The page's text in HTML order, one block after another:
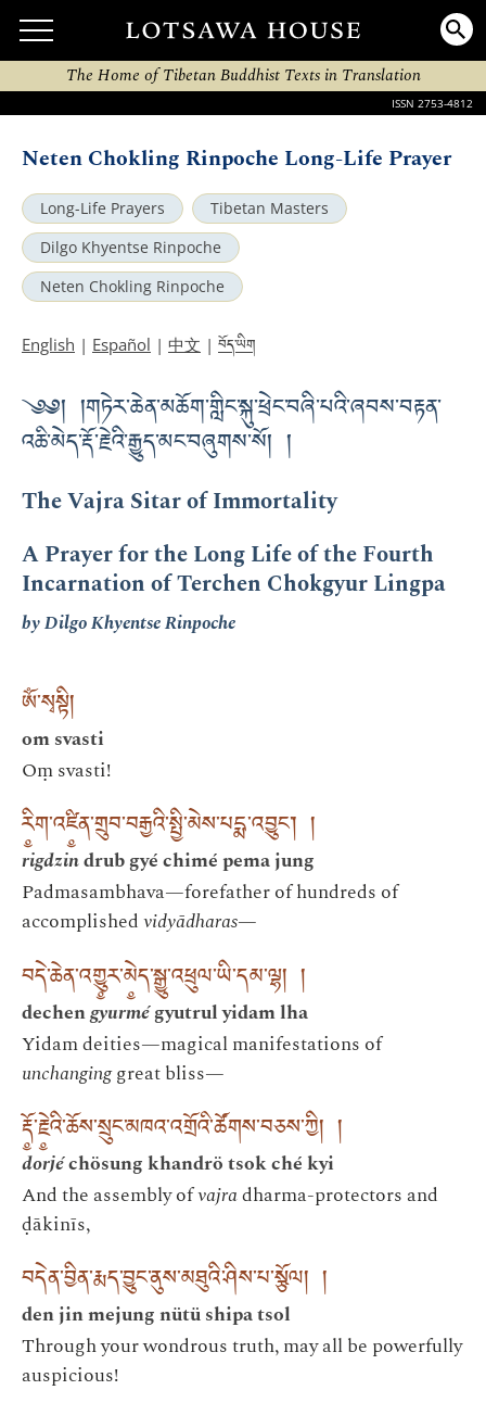
The Home of Tibetan Buddhist Texts in Translation
ISSN 2753-4812
Neten Chokling Rinpoche Long-Life Prayer
Long-Life Prayers
Tibetan Masters
Dilgo Khyentse Rinpoche
Neten Chokling Rinpoche
English | Español | 中文 | བོད་ཡིག
༄༅། །གཏེར་ཆེན་མཆོག་གླིང་སྐུ་ཕྲེང་བཞི་པའི་ཞབས་བརྟན་
འཆི་མེད་རྡོ་རྗེའི་རྒྱུད་མང་བཞུགས་སོ། །
The Vajra Sitar of Immortality
A Prayer for the Long Life of the Fourth
Incarnation of Terchen Chokgyur Lingpa
by Dilgo Khyentse Rinpoche
ཨོཾ་སྭསྟི།
om svasti
Oṃ svasti!
རི༵ག་འཛི༵ན་གྲུབ་བརྒྱའི་སྤྱི་མེས་པདྨ་འབྱུང་། །
rigdzindrub gyé chimé pema jung
Padmasambhava—forefather of hundreds of
accomplishedvidyādharas—
བདེ་ཆེན་འགྱུ༵ར་མེ༵ད་སྒྱུ་འཕྲུལ་ཡི་དམ་ལྷ། །
dechengyurmégyutrul yidam lha
Yidam deities—magical manifestations of
unchanginggreat bliss—
རྡོ༵་རྗེ༵འི་ཆོས་སྲུང་མཁའ་འགྲོའི་ཚོགས་བཅས་ཀྱི། །
dorjéchösung khandrö tsok ché kyi
And the assembly ofvajradharma-protectors and
ḍākinīs,
བདེན་བྱིན་རྨད་བྱུང་ནུས་མཐུའི་ཤིས་པ་སྩོལ། །
den jin mejung nütü shipa tsol
Through your wondrous truth, may all be powerfully
auspicious!